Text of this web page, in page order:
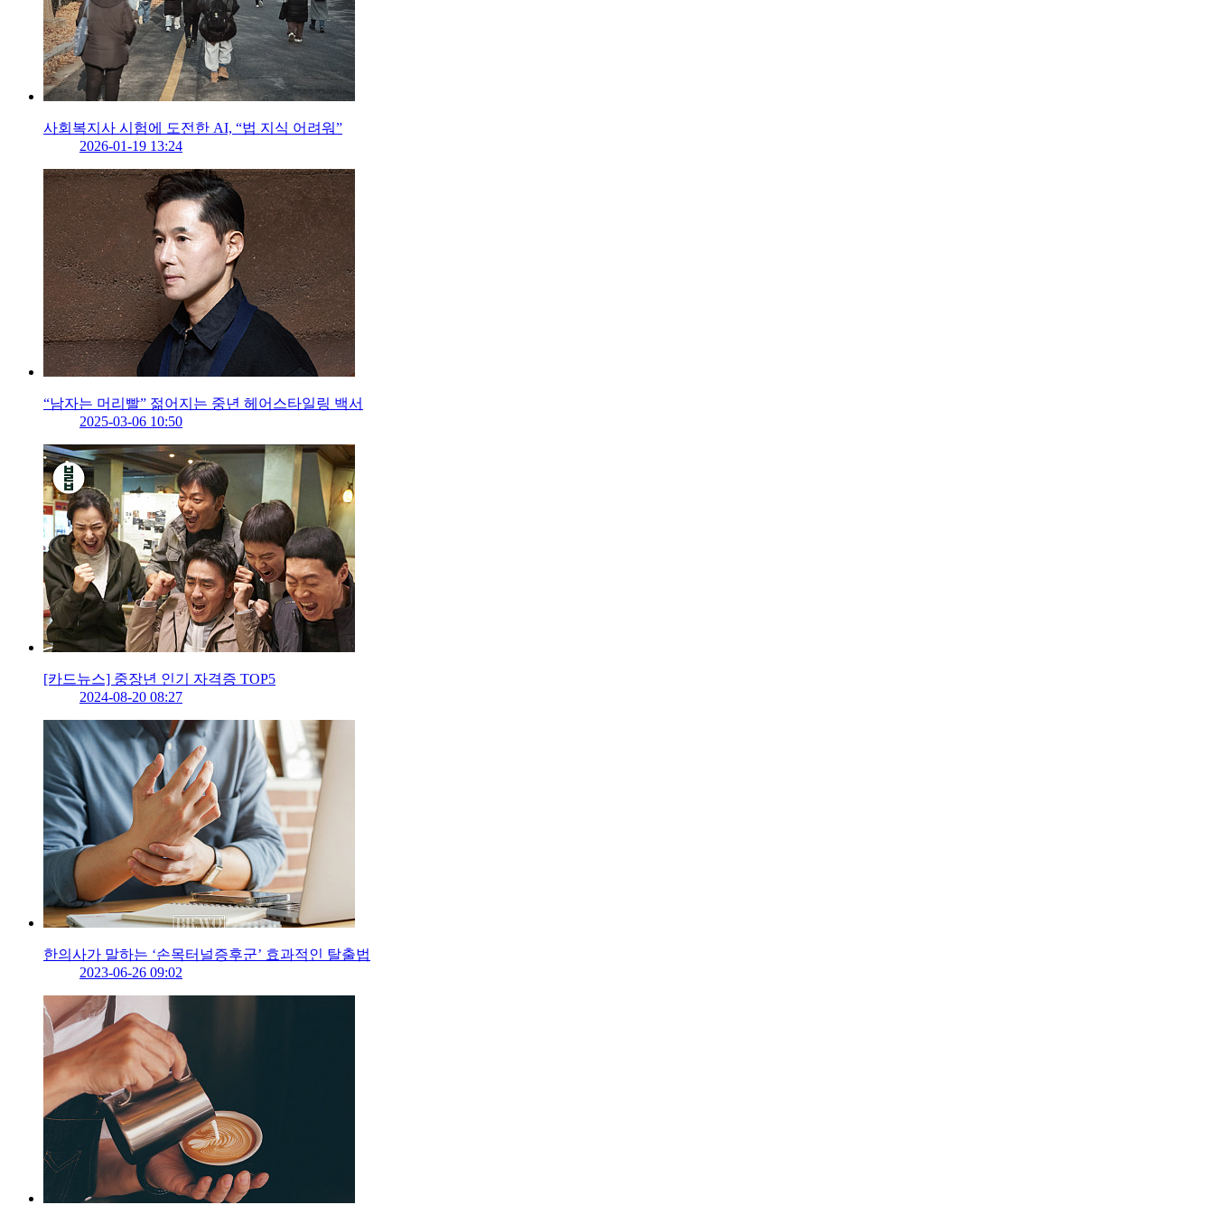
사회복지사 시험에 도전한 AI, “법 지식 어려워”
2026-01-19 13:24
“남자는 머리빨” 젊어지는 중년 헤어스타일링 백서
2025-03-06 10:50
[카드뉴스] 중장년 인기 자격증 TOP5
2024-08-20 08:27
한의사가 말하는 ‘손목터널증후군’ 효과적인 탈출법
2023-06-26 09:02